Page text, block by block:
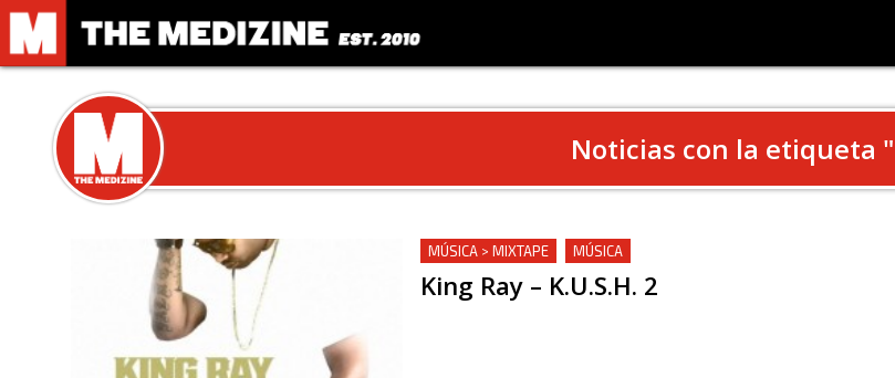
Noticias con la etiqueta "
MÚSICA > MIXTAPE MÚSICA
King Ray – K.U.S.H. 2